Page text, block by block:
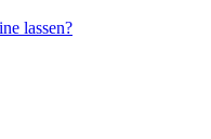
lassen?